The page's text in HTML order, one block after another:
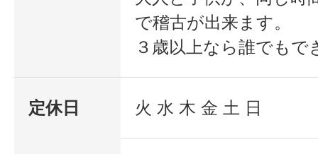
で稽古が出来ます。
３歳以上なら誰でもで
定休日 火 水 木 金 土 日